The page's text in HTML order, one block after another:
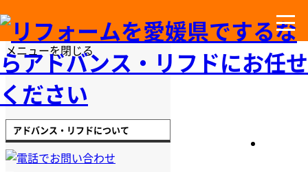
メニューを閉じる
アドバンス・リフドについて